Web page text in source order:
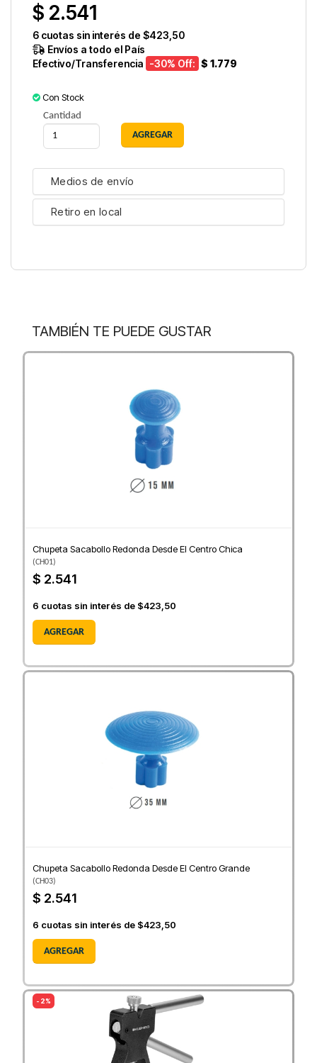
$ 2.541
6 cuotas sin interés de $423,50
Envíos a todo el País
Efectivo/Transferencia -30% Off: $ 1.779
Con Stock
Cantidad
Medios de envío
Retiro en local
TAMBIÉN TE PUEDE GUSTAR
Chupeta Sacabollo Redonda Desde El Centro Chica
(CH01)
$ 2.541
6 cuotas sin interés de $423,50
AGREGAR
Chupeta Sacabollo Redonda Desde El Centro Grande
(CH03)
$ 2.541
6 cuotas sin interés de $423,50
AGREGAR
- 2%